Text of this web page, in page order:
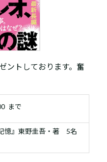
ントしております。奮
まで
憶』東野圭吾・著 5名